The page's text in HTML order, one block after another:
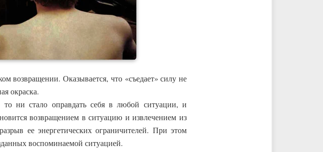
возвращении. Оказывается, что «съедает» силу не
окраска.
то ни стало оправдать себя в любой ситуации, и
возвращением в ситуацию и извлечением из
ее энергетических ограничителей. При этом
воспоминаемой ситуацией.